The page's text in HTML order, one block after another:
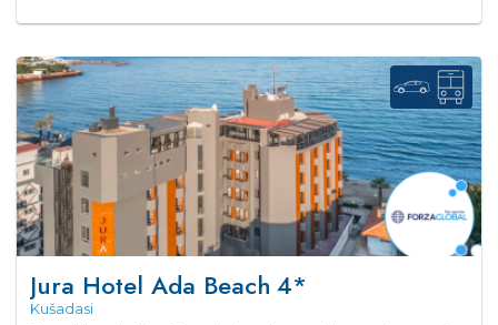
Jura Hotel Ada Beach 4*
Kušadasi